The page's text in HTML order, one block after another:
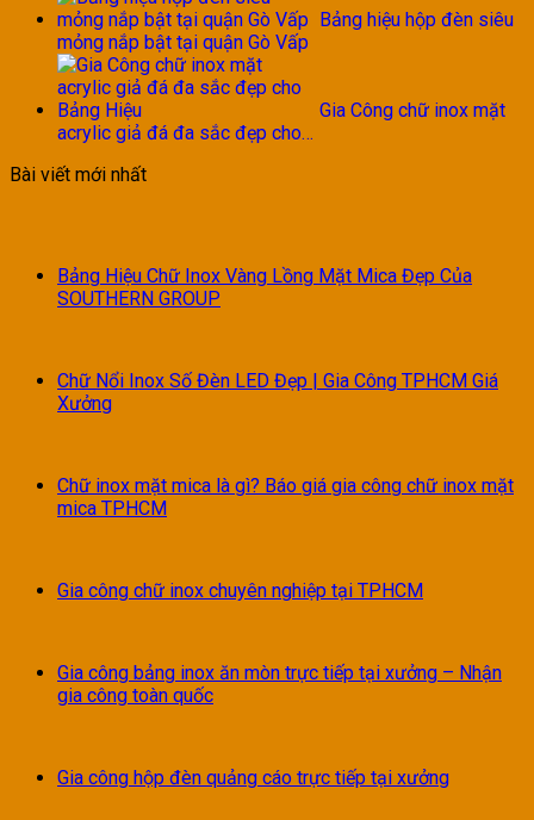
Bảng hiệu hộp đèn siêu
mỏng nắp bật tại quận Gò Vấp
Gia Công chữ inox mặt
acrylic giả đá đa sắc đẹp cho…
Bài viết mới nhất
Bảng Hiệu Chữ Inox Vàng Lồng Mặt Mica Đẹp Của
SOUTHERN GROUP
Chữ Nổi Inox Số Đèn LED Đẹp | Gia Công TPHCM Giá
Xưởng
Chữ inox mặt mica là gì? Báo giá gia công chữ inox mặt
mica TPHCM
Gia công chữ inox chuyên nghiệp tại TPHCM
Gia công bảng inox ăn mòn trực tiếp tại xưởng – Nhận
gia công toàn quốc
Gia công hộp đèn quảng cáo trực tiếp tại xưởng